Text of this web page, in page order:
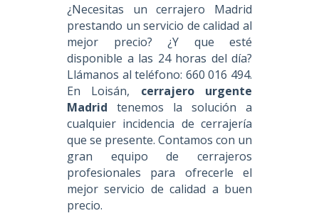
¿Necesitas un cerrajero Madrid
prestando un servicio de calidad al
mejor precio? ¿Y que esté
disponible a las 24 horas del día?
Llámanos al teléfono: 660 016 494.
En Loisán, cerrajero urgente
Madrid tenemos la solución a
cualquier incidencia de cerrajería
que se presente. Contamos con un
gran equipo de cerrajeros
profesionales para ofrecerle el
mejor servicio de calidad a buen
precio.